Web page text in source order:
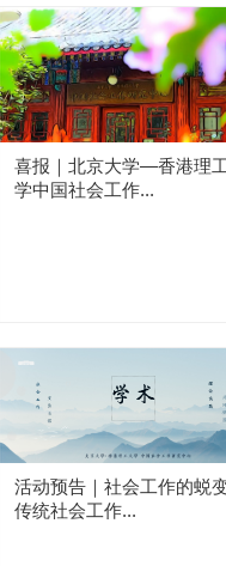
喜报｜北京大学—香港理
学中国社会工作...
活动预告｜社会工作的蜕
传统社会工作...